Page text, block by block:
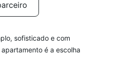
sofisticado e com
é a escolha